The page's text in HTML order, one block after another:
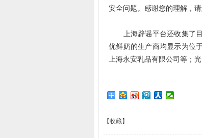
安全问题。感谢您的理解，请
上海辟谣平台还收集了目
优鲜奶的生产商均显示为位
上海永安乳品有限公司等；
【收藏】